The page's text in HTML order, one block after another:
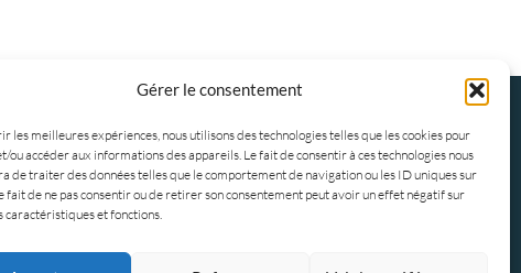
Gérer le consentement
les meilleures expériences, nous utilisons des technologies telles que les cookies pour
ou accéder aux informations des appareils. Le fait de consentir à ces technologies nous
de traiter des données telles que le comportement de navigation ou les ID uniques sur
fait de ne pas consentir ou de retirer son consentement peut avoir un effet négatif sur
caractéristiques et fonctions.